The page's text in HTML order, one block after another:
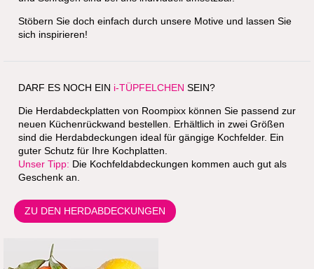
zum Fliesenspiegel für neue Küchen. Sie können auch mit
einer Roompixx-Rückwand eine Küche upcyceln, ohne gleich
den ganzen Raum zu renovieren. Verkleiden Sie einfach den
Nischenrückwände, überlange Fliesenspiegel, Bohrungen für
und Schrägen sind bei uns individuell umsetzbar.
Stöbern Sie doch einfach durch unsere Motive und lassen Sie
sich inspirieren!
DARF ES NOCH EINi-TÜPFELCHEN
Die Herdabdeckplatten von Roompixx können Sie passend zur
sind die Herdabdeckungen ideal für gängige Kochfelder. Ein
guter Schutz für Ihre Kochplatten.